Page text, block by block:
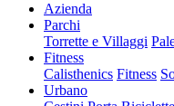
Azienda
Parchi
Torrette e Villaggi
Fitness
Calisthenics Fitness
Urbano